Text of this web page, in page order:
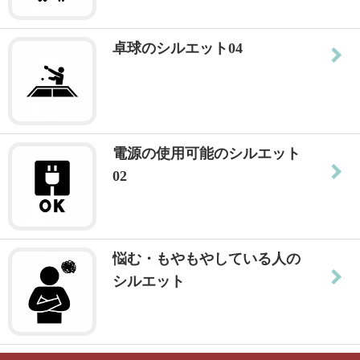
卓球のシルエット04
電源の使用可能のシルエット
02
悩む・もやもやしている人の
シルエット